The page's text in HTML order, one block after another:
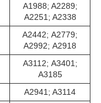
A1988; A2289;
A2251; A2338
A2442; А2779;
А2992; A2918
A3112; А3401;
А3185
A2941; A3114